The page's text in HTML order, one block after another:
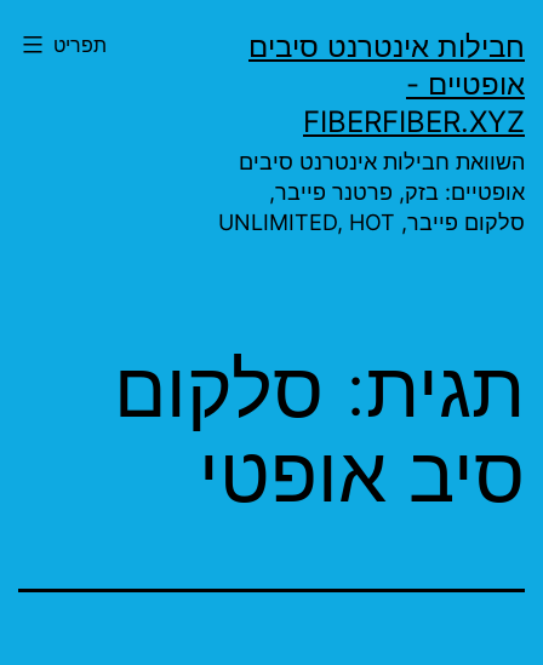
לתוכן
חבילות אינטרנט סיבים
אופטיים -
FIBERFIBER.XYZ
השוואת חבילות אינטרנט סיבים
אופטיים: בזק, פרטנר פייבר,
סלקום פייבר, UNLIMITED, HOT
תפריט
תגית: סלקום
סיב אופטי